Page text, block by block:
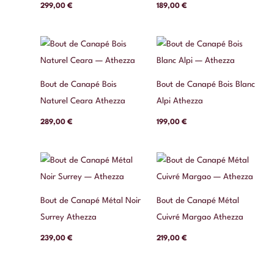
299,00€ 189,00 €
Bout de Canapé Bois
Naturel Ceara Athezza
289,00€
Bout de Canapé Bois Blanc
Alpi Athezza
199,00 €
Bout de Canapé Métal Noir
Surrey Athezza
239,00€
Bout de Canapé Métal
Cuivré Margao Athezza
219,00 €